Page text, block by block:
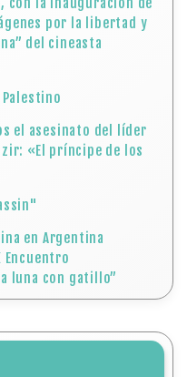
por la libertad y
del cineasta
el asesinato del líder
«El príncipe de los
en Argentina
luna con gatillo”